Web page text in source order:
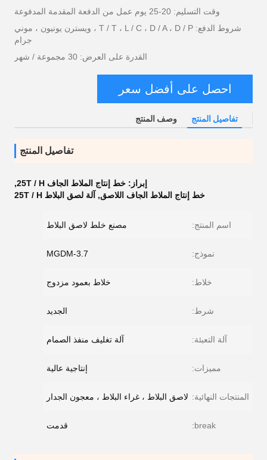
وقت التسليم: 20-25 يوم عمل من الدفعة المقدمة المدفوعة
شروط الدفع: T / T ، L / C ، D / A ، D / P ، ويسترن يونيون ، موني
جرام
القدرة على العرض: 30 مجموعة / شهر
احصل على أفضل سعر
تفاصيل المنتج وصف المنتج
تفاصيل المنتج
إبراز: خط إنتاج الملاط الجاف 25T / H
,
خط إنتاج الملاط الجاف اللاصق, آلة لصق البلاط 25T / H
اسم المنتج: مصنع خلط لاصق البلاط
نموذج: MGDM-3.7
خلاط: خلاط بعمود مزدوج
شرط: الجديد
آلة التعبئة: آلة تغليف منفذ الصمام
مميزات: إنتاجية عالية
المنتجات النهائية: لاصق البلاط ، غراء البلاط ، معجون الجدار
break: قدمت